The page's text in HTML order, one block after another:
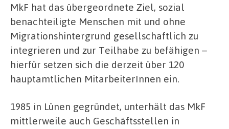
MkF hat das übergeordnete Ziel, sozial
benachteiligte Menschen mit und ohne
Migrationshintergrund gesellschaftlich zu
integrieren und zur Teilhabe zu befähigen –
hierfür setzen sich die derzeit über 120
hauptamtlichen MitarbeiterInnen ein.
1985 in Lünen gegründet, unterhält das MkF
mittlerweile auch Geschäftsstellen in